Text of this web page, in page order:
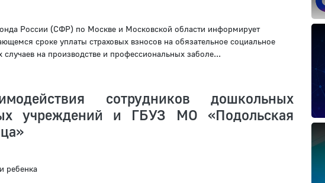
России (СФР) по Москве и Московской области информирует
сроке уплаты страховых взносов на обязательное социальное
случаев на производстве и профессиональных заболе...
сотрудников дошкольных
учреждений и ГБУЗ МО «Подольская
ребенка